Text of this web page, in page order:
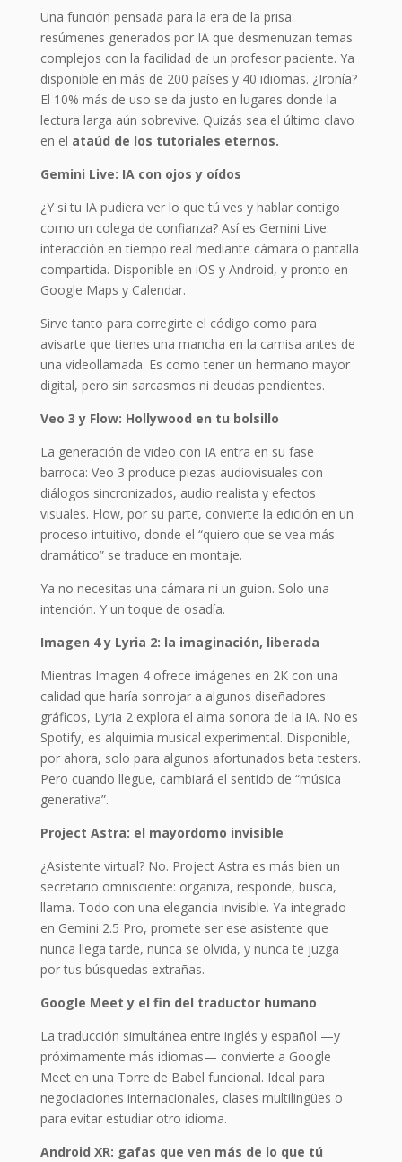
Una función pensada para la era de la prisa:
resúmenes generados por IA que desmenuzan temas
complejos con la facilidad de un profesor paciente. Ya
disponible en más de 200 países y 40 idiomas. ¿Ironía?
El 10% más de uso se da justo en lugares donde la
lectura larga aún sobrevive. Quizás sea el último clavo
en el ataúd de los tutoriales eternos.
Gemini Live: IA con ojos y oídos
¿Y si tu IA pudiera ver lo que tú ves y hablar contigo
como un colega de confianza? Así es Gemini Live:
interacción en tiempo real mediante cámara o pantalla
compartida. Disponible en iOS y Android, y pronto en
Google Maps y Calendar.
Sirve tanto para corregirte el código como para
avisarte que tienes una mancha en la camisa antes de
una videollamada. Es como tener un hermano mayor
digital, pero sin sarcasmos ni deudas pendientes.
Veo 3 y Flow: Hollywood en tu bolsillo
La generación de video con IA entra en su fase
barroca: Veo 3 produce piezas audiovisuales con
diálogos sincronizados, audio realista y efectos
visuales. Flow, por su parte, convierte la edición en un
proceso intuitivo, donde el “quiero que se vea más
dramático” se traduce en montaje.
Ya no necesitas una cámara ni un guion. Solo una
intención. Y un toque de osadía.
Imagen 4 y Lyria 2: la imaginación, liberada
Mientras Imagen 4 ofrece imágenes en 2K con una
calidad que haría sonrojar a algunos diseñadores
gráficos, Lyria 2 explora el alma sonora de la IA. No es
Spotify, es alquimia musical experimental. Disponible,
por ahora, solo para algunos afortunados beta testers.
Pero cuando llegue, cambiará el sentido de “música
generativa”.
Project Astra: el mayordomo invisible
¿Asistente virtual? No. Project Astra es más bien un
secretario omnisciente: organiza, responde, busca,
llama. Todo con una elegancia invisible. Ya integrado
en Gemini 2.5 Pro, promete ser ese asistente que
nunca llega tarde, nunca se olvida, y nunca te juzga
por tus búsquedas extrañas.
Google Meet y el fin del traductor humano
La traducción simultánea entre inglés y español —y
próximamente más idiomas— convierte a Google
Meet en una Torre de Babel funcional. Ideal para
negociaciones internacionales, clases multilingües o
para evitar estudiar otro idioma.
Android XR: gafas que ven más de lo que tú